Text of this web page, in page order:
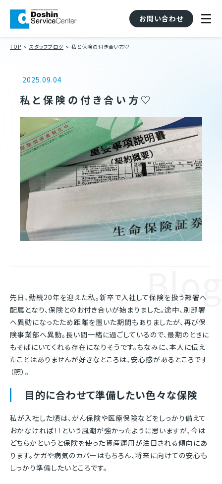
お問い合わせ
TOP スタッフブログ 私と保険の付き合い方♡
2025.09.04
私と保険の付き合い方♡
Blog
先日、勤続20年を迎えた私。新卒で入社して保険を扱う部署へ
配属となり、保険とのお付き合いが始まりました。途中、別部署
へ異動になったため距離を置いた期間もありましたが、再び保
険事業部へ異動。長い間一緒に過ごしているので、最期のときに
もそばにいてくれる存在になりそうです。ちなみに、本人に伝え
たことはありませんが好きなところは、安心感があるところです
（照）。
目的に合わせて準備したい色々な保険
私が入社した頃は、がん保険や医療保険などをしっかり備えて
おかなければ！！という風潮が強かったように思いますが、今は
どちらかというと保険を使った資産運用が注目される傾向にあ
ります。ケガや病気のカバーはもちろん、将来に向けての安心も
しっかり準備したいところです。